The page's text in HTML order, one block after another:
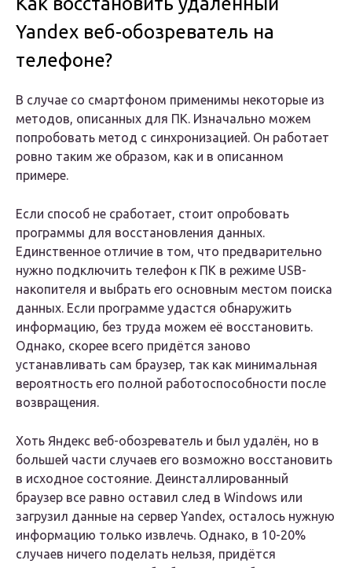
Yandex веб-обозреватель на
телефоне?
В случае со смартфоном применимы некоторые из
методов, описанных для ПК. Изначально можем
попробовать метод с синхронизацией. Он работает
ровно таким же образом, как и в описанном
примере.
Если способ не сработает, стоит опробовать
программы для восстановления данных.
Единственное отличие в том, что предварительно
нужно подключить телефон к ПК в режиме USB-
накопителя и выбрать его основным местом поиска
данных. Если программе удастся обнаружить
информацию, без труда можем её восстановить.
Однако, скорее всего придётся заново
устанавливать сам браузер, так как минимальная
вероятность его полной работоспособности после
возвращения.
Хоть Яндекс веб-обозреватель и был удалён, но в
большей части случаев его возможно восстановить
в исходное состояние. Деинсталлированный
браузер все равно оставил след в Windows или
загрузил данные на сервер Yandex, осталось нужную
информацию только извлечь. Однако, в 10-20%
случаев ничего поделать нельзя, придётся